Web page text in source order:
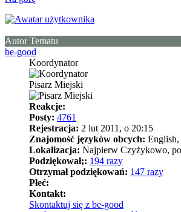
Autor Tematu
be-good
Koordynator
Pisarz Miejski
Reakcje:
Posty: 4761
Rejestracja: 2 lut 2011, o 20:15
Znajomość języków obcych: English,
Lokalizacja: Najpierw Czyżykowo,
Podziękował;: 194 razy
Otrzymał podziękowań: 147 razy
Płeć:
Kontakt:
Skontaktuj się z be-good